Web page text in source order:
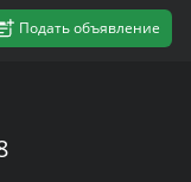
Подать объявление